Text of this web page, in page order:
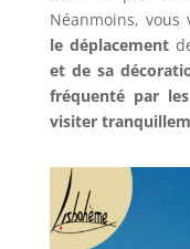
Néanmoins, vous
le déplacement
et de sa
fréquenté par
visiter